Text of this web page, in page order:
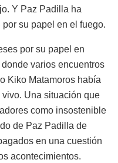
Y Paz Padilla ha
su papel en el fuego.
por su papel en
varios encuentros
Kiko Matamoros había
Una situación que
como insostenible
de Paz Padilla de
en una cuestión
acontecimientos.